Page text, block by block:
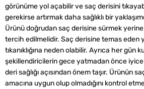
görünüme yol açabilir ve saç derisini
gerekirse artırmak daha sağlıklı bir
Ürünü doğrudan saç derisine sürmek
tercih edilmelidir. Saç derisine temas eden
tıkanıklığına neden olabilir. Ayrıca her gün
şekillendiricilerin gece yatmadan önce
deri sağlığı açısından önem taşır. Ürünün
amacına uygun olup olmadığını kontrol